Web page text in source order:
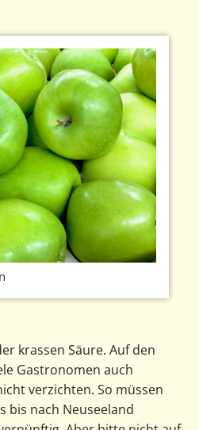
krassen Säure. Auf den
Gastronomen auch
verzichten. So müssen
bis nach Neuseeland